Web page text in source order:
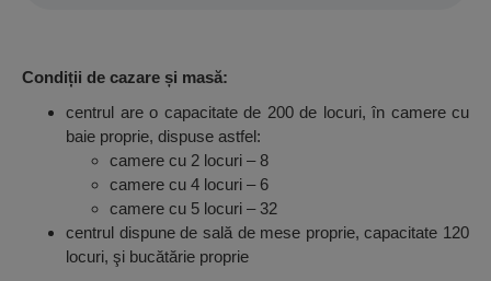
Condiții de cazare și masă:
centrul are o capacitate de 200 de locuri, în camere cu
baie proprie, dispuse astfel:
camere cu 2 locuri – 8
camere cu 4 locuri – 6
camere cu 5 locuri – 32
centrul dispune de sală de mese proprie, capacitate 120
locuri, şi bucătărie proprie